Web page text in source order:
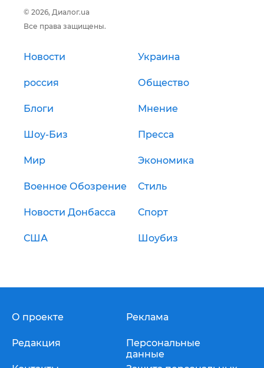
© 2026, Диалог.ua
Все права защищены.
Новости Украина
россия Общество
Блоги Мнение
Шоу-Биз Пресса
Мир Экономика
Военное Обозрение Стиль
Новости Донбасса Спорт
США Шоубиз
О проекте
Редакция
Реклама
Персональные
данные